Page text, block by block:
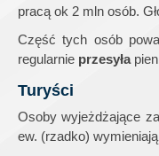
pracą ok 2 mln osób.
Część tych osób
regularnie przesyła
Turyści
Osoby wyjeżdżające
ew. (rzadko)